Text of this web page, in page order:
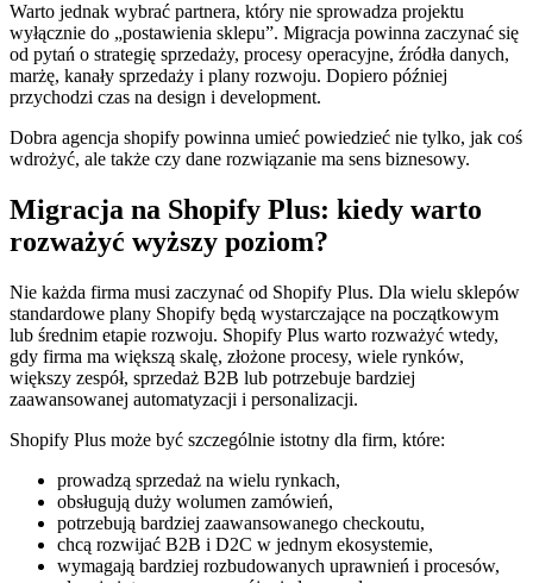
Warto jednak wybrać partnera, który nie sprowadza projektu
wyłącznie do „postawienia sklepu”. Migracja powinna zaczynać się
od pytań o strategię sprzedaży, procesy operacyjne, źródła danych,
marżę, kanały sprzedaży i plany rozwoju. Dopiero później
przychodzi czas na design i development.
Dobra agencja shopify powinna umieć powiedzieć nie tylko, jak coś
wdrożyć, ale także czy dane rozwiązanie ma sens biznesowy.
Migracja na Shopify Plus: kiedy warto
rozważyć wyższy poziom?
Nie każda firma musi zaczynać od Shopify Plus. Dla wielu sklepów
standardowe plany Shopify będą wystarczające na początkowym
lub średnim etapie rozwoju. Shopify Plus warto rozważyć wtedy,
gdy firma ma większą skalę, złożone procesy, wiele rynków,
większy zespół, sprzedaż B2B lub potrzebuje bardziej
zaawansowanej automatyzacji i personalizacji.
Shopify Plus może być szczególnie istotny dla firm, które:
prowadzą sprzedaż na wielu rynkach,
obsługują duży wolumen zamówień,
potrzebują bardziej zaawansowanego checkoutu,
chcą rozwijać B2B i D2C w jednym ekosystemie,
wymagają bardziej rozbudowanych uprawnień i procesów,